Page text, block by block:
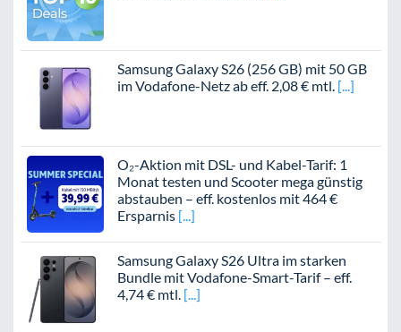
Samsung Galaxy S26 (256 GB) mit 50 GB
im Vodafone-Netz ab eff. 2,08 € mtl.
O₂-Aktion mit DSL- und Kabel-Tarif: 1
Monat testen und Scooter mega günstig
abstauben – eff. kostenlos mit 464 €
Ersparnis
Samsung Galaxy S26 Ultra im starken
Bundle mit Vodafone-Smart-Tarif – eff.
4,74 € mtl.